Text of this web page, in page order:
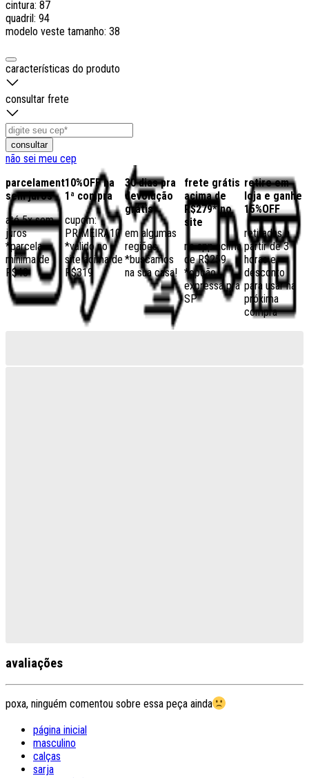
cintura: 87
quadril: 94
modelo veste tamanho: 38
características do produto
consultar frete
consultar
não sei meu cep
parcelamento
sem juros
até 5x sem
juros
*parcela
mínima de
R$40
10%OFF na
1ª compra
cupom:
PRIMEIRA10
*válido no
site acima de
R$319
30 dias pra
devolução
grátis
em algumas
regiões,
*buscamos
na sua casa!
frete grátis
acima de
R$279* no
site
no app acima
de R$259
*opção
expressa pra
SP
retire em
loja e ganhe
15%OFF
retiradas a
partir de 3
horas e
desconto
para usar na
próxima
compra
avaliações
poxa, ninguém comentou sobre essa peça ainda
página inicial
masculino
calças
sarja